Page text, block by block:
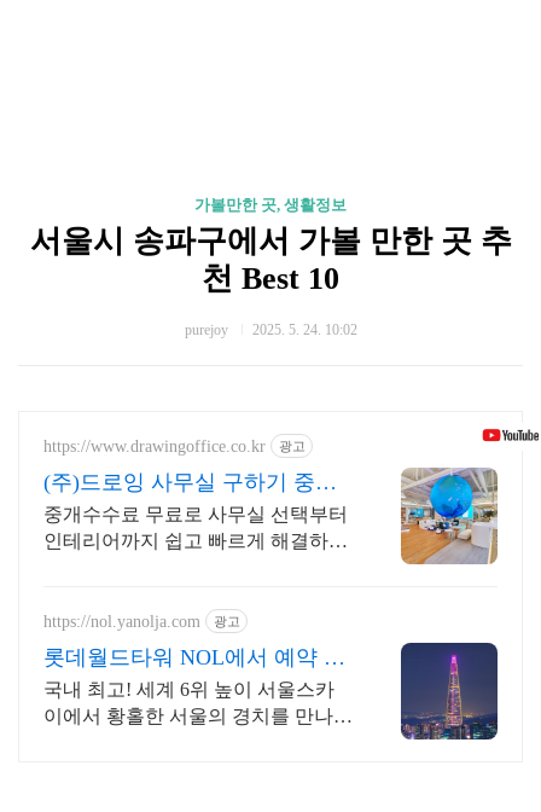
가볼만한 곳, 생활정보
서울시 송파구에서 가볼 만한 곳 추
천 Best 10
purejoy 2025. 5. 24. 10:02
https://www.drawingoffice.co.kr 광고
(주)드로잉 사무실 구하기 중개
수수료 무료!
중개수수료 무료로 사무실 선택부터
인테리어까지 쉽고 빠르게 해결하기
https://nol.yanolja.com 광고
롯데월드타워 NOL에서 예약 매
일 NOL DRAW 추첨!
국내 최고! 세계 6위 높이 서울스카
이에서 황홀한 서울의 경치를 만나보